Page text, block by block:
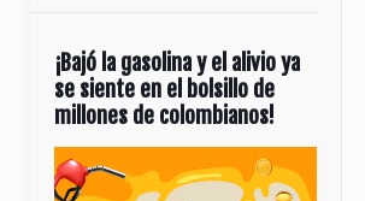
¡Bajó la gasolina y el alivio ya
se siente en el bolsillo de
millones de colombianos!
Reproductor
de